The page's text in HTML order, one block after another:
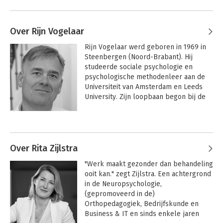
Over Rijn Vogelaar
Rijn Vogelaar werd geboren in 1969 in
Steenbergen (Noord-Brabant). Hij
studeerde sociale psychologie en
psychologische methodenleer aan de
Universiteit van Amsterdam en Leeds
University. Zijn loopbaan begon bij de
Van 2000 tot mei 2013 was hij werkzaam
bij Blauw Research, de laatste vijf jaar
als CEO. Dankzij het succes van zijn
eerste boek De Superpromoter werd
hij een veelgevraagd spreker in
Over Rita Zijlstra
"Werk maakt gezonder dan behandeling
ooit kan." zegt Zijlstra. Een achtergrond
in de Neuropsychologie,
(gepromoveerd in de)
Orthopedagogiek, Bedrijfskunde en
Business & IT en sinds enkele jaren